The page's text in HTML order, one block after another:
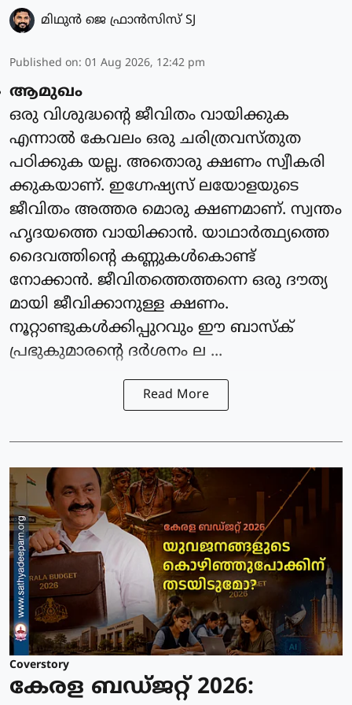
മിഥുന്‍ ജെ ഫ്രാന്‍സിസ് SJ
Published on: 01 Aug 2026, 12:42 pm
ആമുഖം
ഒരു വിശുദ്ധന്റെ ജീവിതം വായിക്കുക
എന്നാൽ കേവലം ഒരു ചരിത്രവസ്തുത
പഠിക്കുക യല്ല. അതൊരു ക്ഷണം സ്വീകരി
ക്കുകയാണ്. ഇഗ്നേഷ്യസ് ലയോളയുടെ
ജീവിതം അത്തര മൊരു ക്ഷണമാണ്. സ്വന്തം
ഹൃദയത്തെ വായിക്കാൻ. യാഥാർത്ഥ്യത്തെ
ദൈവത്തിന്റെ കണ്ണുകൾകൊണ്ട്
നോക്കാൻ. ജീവിതത്തെത്തന്നെ ഒരു ദൗത്യ
മായി ജീവിക്കാനുള്ള ക്ഷണം.
നൂറ്റാണ്ടുകൾക്കിപ്പുറവും ഈ ബാസ്ക്
പ്രഭുകുമാരന്റെ ദർശനം ല ...
Read More
Coverstory
കേരള ബഡ്ജറ്റ് 2026: